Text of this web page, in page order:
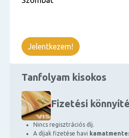
Tanfolyam kisokos
Fizetési
Nincs regisztrációs díj.
A díjak fizetése havi
Jelentkezem!